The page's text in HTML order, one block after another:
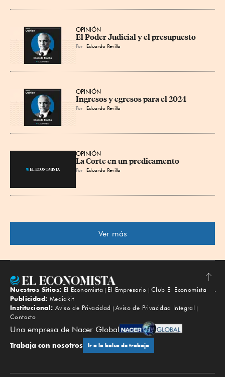
OPINIÓN
El Poder Judicial y el presupuesto
Por Eduardo Revilla
OPINIÓN
Ingresos y egresos para el 2024
Por Eduardo Revilla
OPINIÓN
La Corte en un predicamento
Por Eduardo Revilla
Ver más
Subir
Nuestros Sitios: El Economista El Empresario
Club El Economista
Publicidad: Mediakit
Institucional: Aviso de Privacidad
Aviso de Privacidad Integral
Contacto
Una empresa de Nacer Global
Trabaja con nosotros Ir a la bolsa de trabajo